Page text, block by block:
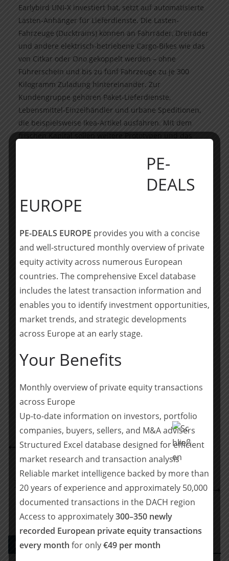
Earlybird UNI-X investiert hat, setzt auf automatisierte
Lasten-Anhänger für Lieferdienste. Die Lasten-
Fahrzeuge (Ducktrains) können an Fahrräder, Dreiräder
und andere elektrisch-betriebene Cargo-Bikes wie das
von Citkar oder Ono gekoppelt werden – ohne
Führerschein und bis zu fünf Fahrzeuge zu je 300
Kilogramm Zuladung hintereinander. Zur
Kundengruppe gehören Paket-Lieferdienste,
Lebensmittel-Einzelhändler und urbane Speditionen,
die beispielsweise Ikea-Artikel ausfahren. Mit dem
: Das Team von BMH
BRÄUTIGAM berät Earlybird laufend bei Investments,
zuletzt beim Einstieg in das Berliner Startup MAYD, KI-
D-Finanzierungsrunde von Unicorn sennder und der
vorangegangenen Fusion mit Everoad. Mit der Beratung
des neuen Fonds UNI-X konnten wir die Beziehung zu
Earlybird weiter ausbauen und festigen und freuen uns
auf weitere spannende Investments.
Team BMH
Dr. Alexander Wulff, Maximilian Frink,
Daniel Schlichting
(alle Venture Capital)
Teilen mit:
Teilen
McDermott berät ADWEKO Gesellschafter beim
Verkauf der Gruppe an X1F
Shearman & Sterling berät Gesellschafterkreis von
]init[ bei Beteiligung von Gilde Buy Out Partners als
weiteren Gesellschafter neben EMERAM Capital
PE DEALS EUROPE
PE-
DEALS
EUROPE
PE-DEALS EUROPE provides you with a concise
and well-structured monthly overview of private
equity activity across numerous European
countries. The comprehensive Excel database
includes the latest transaction information and
enables you to identify investment opportunities,
market trends, and strategic developments
across Europe at an early stage.
Your Benefits
Monthly overview of private equity transactions
across Europe
Up-to-date information on investors, portfolio
companies, buyers, sellers, and M&A advisers
Structured Excel database designed for efficient
market research and transaction analysis
Reliable market intelligence backed by more than
20 years of experience and approximately 50,000
documented transactions in the DACH region
Access to approximately300–350 newly
recorded European private equity transactions
every month for only€49 per month